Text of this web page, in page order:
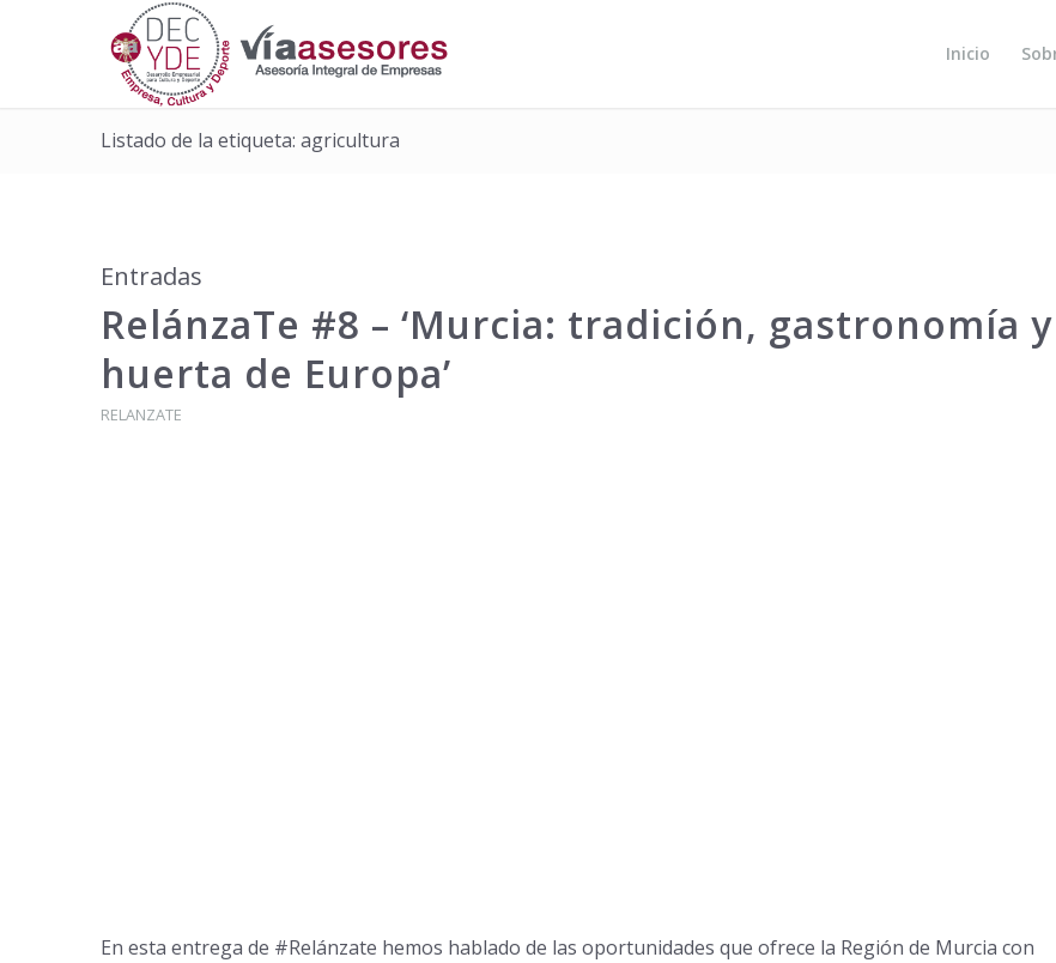
Inicio
Listado de la etiqueta: agricultura
Entradas
RelánzaTe #8 – ‘Murcia: tradición, gastronomía y
huerta de Europa’
RELANZATE
En esta entrega de #Relánzate hemos hablado de las oportunidades que ofrece la Región de Murcia con